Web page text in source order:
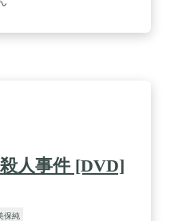
人事件 [DVD]
保純